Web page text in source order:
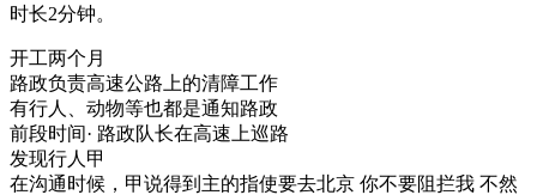
时长2分钟。
开工两个月
路政负责高速公路上的清障工作
有行人、动物等也都是通知路政
前段时间· 路政队长在高速上巡路
发现行人甲
在沟通时候，甲说得到主的指使要去北京 你不要阻拦我 不然